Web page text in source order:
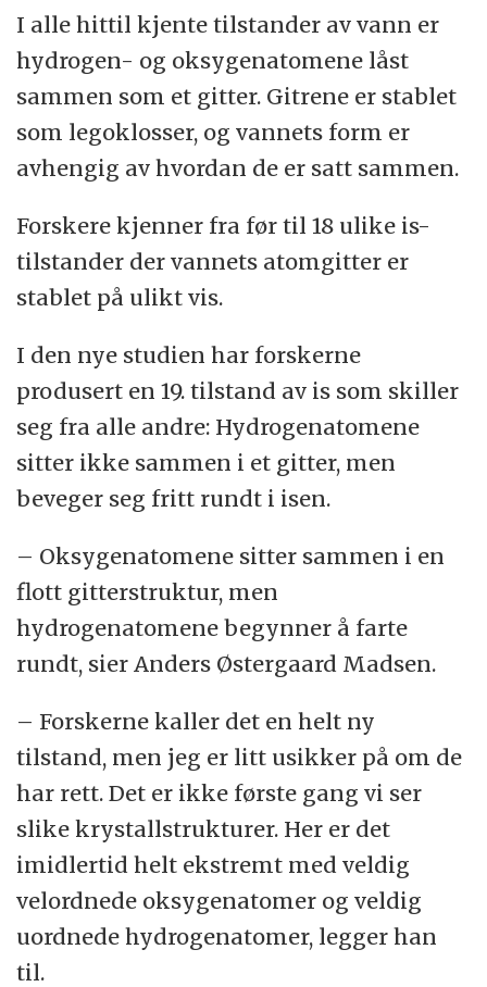
I alle hittil kjente tilstander av vann er
hydrogen- og oksygenatomene låst
sammen som et gitter. Gitrene er stablet
som legoklosser, og vannets form er
avhengig av hvordan de er satt sammen.
Forskere kjenner fra før til 18 ulike is-
tilstander der vannets atomgitter er
stablet på ulikt vis.
I den nye studien har forskerne
produsert en 19. tilstand av is som skiller
seg fra alle andre: Hydrogenatomene
sitter ikke sammen i et gitter, men
beveger seg fritt rundt i isen.
– Oksygenatomene sitter sammen i en
flott gitterstruktur, men
hydrogenatomene begynner å farte
rundt, sier Anders Østergaard Madsen.
– Forskerne kaller det en helt ny
tilstand, men jeg er litt usikker på om de
har rett. Det er ikke første gang vi ser
slike krystallstrukturer. Her er det
imidlertid helt ekstremt med veldig
velordnede oksygenatomer og veldig
uordnede hydrogenatomer, legger han
til.